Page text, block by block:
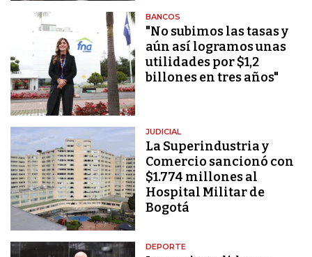
BANCOS
"No subimos las tasas y
aún así logramos unas
utilidades por $1,2
billones en tres años"
JUDICIAL
La Superindustria y
Comercio sancionó con
$1.774 millones al
Hospital Militar de
Bogotá
DEPORTE